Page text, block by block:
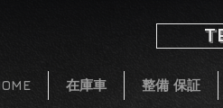
在庫車 整備 保証